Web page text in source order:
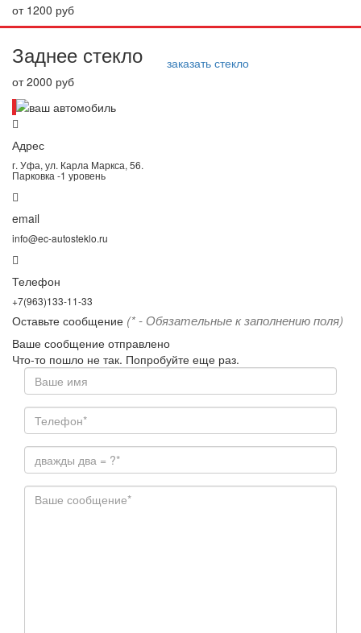
от 1200 руб
Заднее стекло
от 2000 руб
заказать стекло
Адрес
г. Уфа, ул. Карла Маркса, 56.
Парковка -1 уровень
email
info@ec-autosteklo.ru
Телефон
+7(963)133-11-33
Оставьте сообщение (* - Обязательные к заполнению поля)
Ваше сообщение отправлено
Что-то пошло не так. Попробуйте еще раз.